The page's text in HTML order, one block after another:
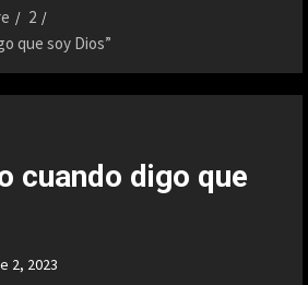
2
que soy Dios”
cuando digo que
2, 2023